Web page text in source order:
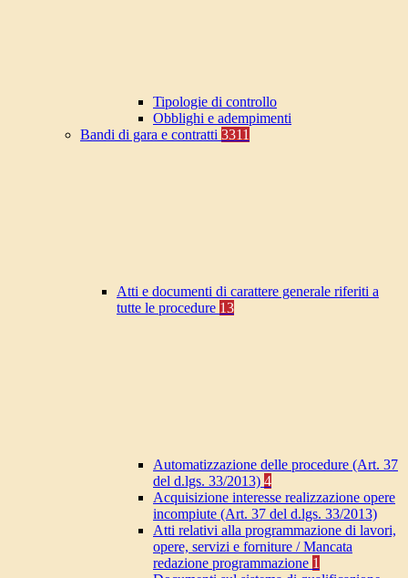
Tipologie di controllo
Obblighi e adempimenti
Bandi di gara e contratti 3311
Atti e documenti di carattere generale riferiti a
tutte le procedure 13
Automatizzazione delle procedure (Art. 37
del d.lgs. 33/2013) 4
Acquisizione interesse realizzazione opere
incompiute (Art. 37 del d.lgs. 33/2013)
Atti relativi alla programmazione di lavori,
opere, servizi e forniture / Mancata
redazione programmazione 1